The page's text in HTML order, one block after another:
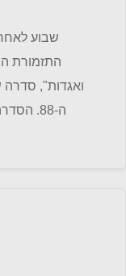
התזמורת
ואגדות",
ה-88.